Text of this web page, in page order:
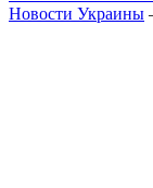
Новости Украины